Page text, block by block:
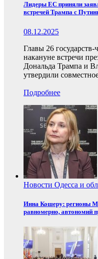
Лидеры ЕС приняли
встречей Трампа с
08.12.2025
Главы 26
накануне встречи
Дональда Трампа и
утвердили
Подробнее
Новости Одесса и
Инна Кошеру: регионы
равномерно, автономий